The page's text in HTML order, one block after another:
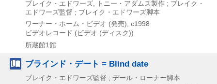
ブレイク・エドワーズ, トニー・アダムス製作 ; ブレイク・
エドワーズ監督 ; ブレイク・エドワーズ脚本
ワーナー・ホーム・ビデオ (発売), c1998
ビデオレコード (ビデオ (ディスク))
所蔵館1館
ブラインド・デート = Blind date
ブレイク・エドワーズ監督 ; デール・ローナー脚本